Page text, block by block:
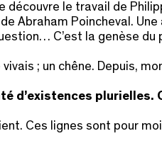
découvre le travail de
Abraham Poincheval.
C’est la genèse du
; un chêne. Depuis,
d’existences plurielles.
Ces lignes sont pour